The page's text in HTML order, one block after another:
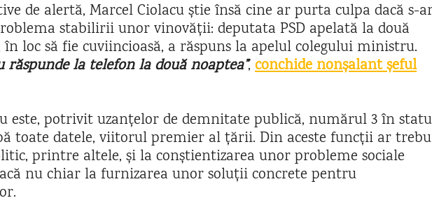
de alertă, Marcel Ciolacu știe însă cine ar purta culpa dacă s-
stabilirii unor vinovății: deputata PSD apelată la două
în loc să fie cuviincioasă, a răspuns la apelul colegului ministru.
răspunde la telefon la două noaptea”,conchide nonșalant șeful
este, potrivit uzanțelor de demnitate publică, numărul 3 în
toate datele, viitorul premier al țării. Din aceste funcții ar
printre altele, și la conștientizarea unor probleme sociale
nu chiar la furnizarea unor soluții concrete pentru